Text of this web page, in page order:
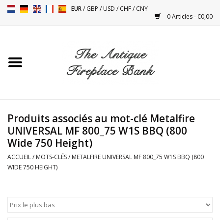
EUR/GBP /USD /CHF/CNY
0 Articles - €0,00
Cheminées Antiques
Poêles
Tables
Produits associés au mot-clé Metalfire
UNIVERSAL MF 800_75 W1S BBQ (800
Wide 750 Height)
ACCUEIL/ MOTS-CLÉS/ METALFIRE UNIVERSAL MF 800_75 W1S BBQ (800
WIDE 750 HEIGHT)